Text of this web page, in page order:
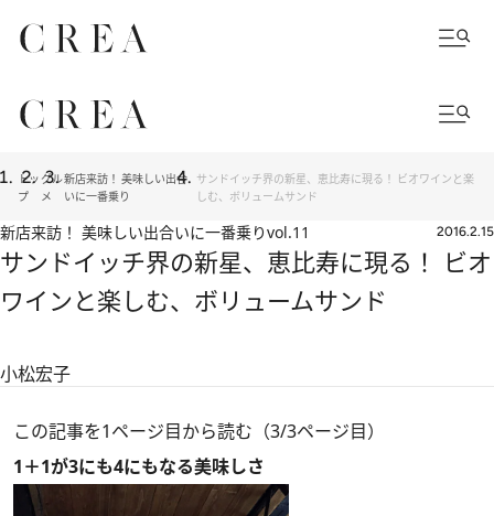
トッ
プ
グル
メ
新店来訪！ 美味しい出合
いに一番乗り
サンドイッチ界の新星、恵比寿に現る！ ビオワインと楽
しむ、ボリュームサンド
新店来訪！ 美味しい出合いに一番乗りvol.11 2016.2.15
サンドイッチ界の新星、恵比寿に現る！ ビオ
ワインと楽しむ、ボリュームサンド
小松宏子
この記事を1ページ目から読む（3/3ページ目）
1＋1が3にも4にもなる美味しさ